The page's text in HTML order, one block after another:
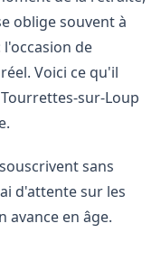
oblige souvent à
de
Voici ce qu'il
sur-Loup
sans
d'attente sur les
avance en âge.